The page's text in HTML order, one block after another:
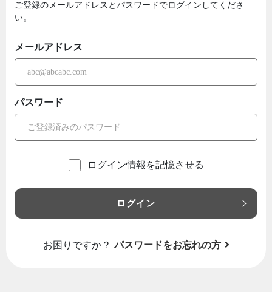
ご登録のメールアドレスとパスワードでログインしてくださ
い。
メールアドレス
パスワード
ログイン情報を記憶させる
ログイン
お困りですか？ パスワードをお忘れの方